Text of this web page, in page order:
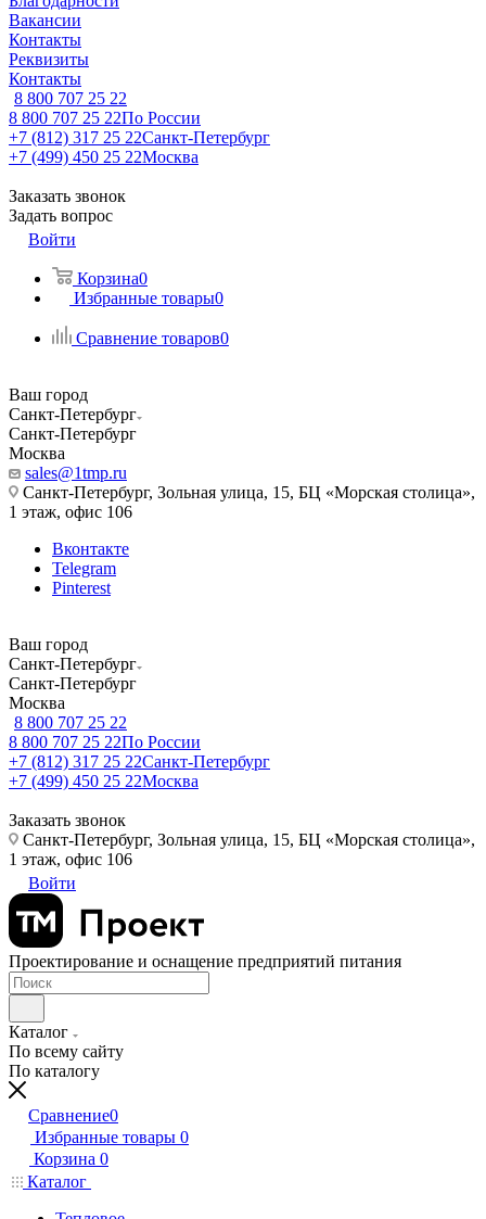
Вакансии
Контакты
Реквизиты
Контакты
8 800 707 25 22
8 800 707 25 22По России
+7 (812) 317 25 22Санкт-Петербург
+7 (499) 450 25 22Москва
Заказать звонок
Задать вопрос
Войти
Корзина0
Избранные товары0
Сравнение товаров0
Ваш город
Санкт-Петербург
Санкт-Петербург
Москва
sales@1tmp.ru
Санкт-Петербург, Зольная улица, 15, БЦ «Морская столица»,
1 этаж, офис 106
Вконтакте
Telegram
Pinterest
Ваш город
Санкт-Петербург
Санкт-Петербург
Москва
8 800 707 25 22
8 800 707 25 22По России
+7 (812) 317 25 22Санкт-Петербург
+7 (499) 450 25 22Москва
Заказать звонок
Санкт-Петербург, Зольная улица, 15, БЦ «Морская столица»,
1 этаж, офис 106
Войти
Проектирование и оснащение предприятий питания
Каталог
По всему сайту
По каталогу
Сравнение0
Избранные товары 0
Корзина 0
Каталог